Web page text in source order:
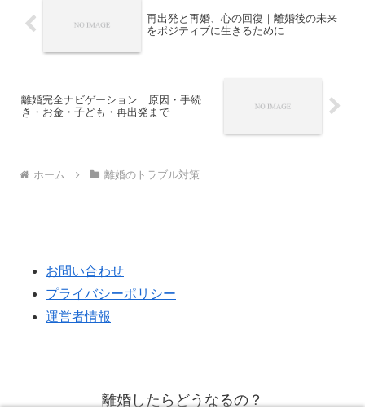
再出発と再婚、心の回復｜離婚後の未来
をポジティブに生きるために
離婚完全ナビゲーション｜原因・手続
き・お金・子ども・再出発まで
ホーム 離婚のトラブル対策
お問い合わせ
プライバシーポリシー
運営者情報
離婚したらどうなるの？